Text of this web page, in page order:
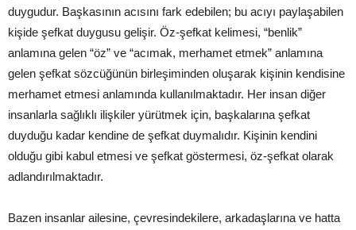
duygudur. Başkasının acısını fark edebilen; bu acıyı paylaşabilen
kişide şefkat duygusu gelişir. Öz-şefkat kelimesi, “benlik”
anlamına gelen “öz” ve “acımak, merhamet etmek” anlamına
gelen şefkat sözcüğünün birleşiminden oluşarak kişinin kendisine
merhamet etmesi anlamında kullanılmaktadır. Her insan diğer
insanlarla sağlıklı ilişkiler yürütmek için, başkalarına şefkat
duyduğu kadar kendine de şefkat duymalıdır. Kişinin kendini
olduğu gibi kabul etmesi ve şefkat göstermesi, öz-şefkat olarak
adlandırılmaktadır.
Bazen insanlar ailesine, çevresindekilere, arkadaşlarına ve hatta